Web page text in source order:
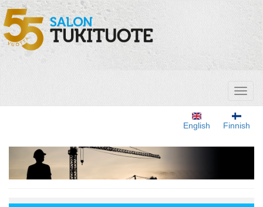
Перейти
основному
содержанию
Finnish
English